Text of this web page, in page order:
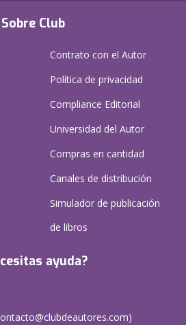
Sobre Club
Contrato con el Autor
Política de privacidad
Compliance Editorial
Universidad del Autor
Compras en cantidad
Canales de distribución
Simulador de publicación
de libros
ayuda?
)